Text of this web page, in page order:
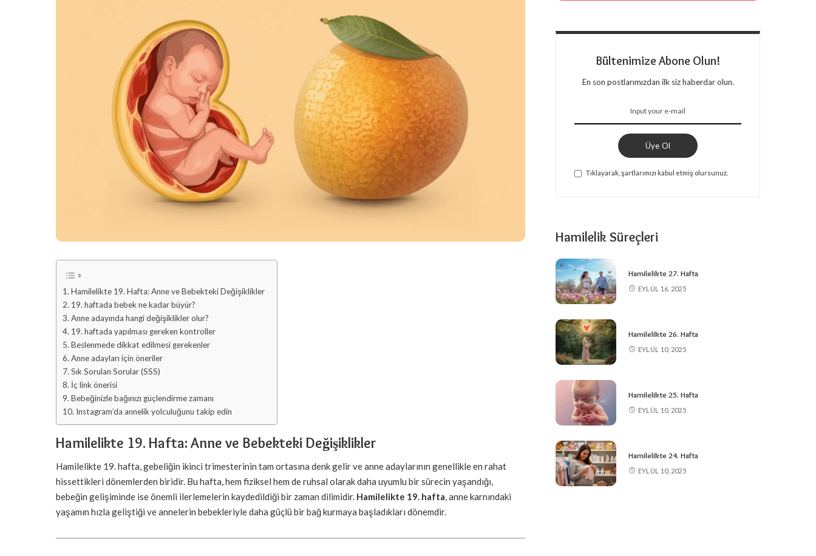
Hamilelikte 19. Hafta: Anne ve Bebekteki Değişiklikler
19. haftada bebek ne kadar büyür?
Anne adayında hangi değişiklikler olur?
19. haftada yapılması gereken kontroller
Beslenmede dikkat edilmesi gerekenler
Anne adayları için öneriler
Sık Sorulan Sorular (SSS)
İç link önerisi
Bebeğinizle bağınızı güçlendirme zamanı
Instagram’da annelik yolculuğunu takip edin
Hamilelikte 19. Hafta: Anne ve Bebekteki Değişiklikler
Hamilelikte 19. hafta, gebeliğin ikinci trimesterinin tam ortasına denk gelir ve anne adaylarının genellikle en rahat
hissettikleri dönemlerden biridir. Bu hafta, hem fiziksel hem de ruhsal olarak daha uyumlu bir sürecin yaşandığı,
bebeğin gelişiminde ise önemli ilerlemelerin kaydedildiği bir zaman dilimidir. Hamilelikte 19. hafta, anne karnındaki
yaşamın hızla geliştiği ve annelerin bebekleriyle daha güçlü bir bağ kurmaya başladıkları dönemdir.
Bültenimize Abone Olun!
En son postlarımızdan ilk siz haberdar olun.
Üye Ol
Tıklayarak, şartlarımızı kabul etmiş olursunuz.
Hamilelik Süreçleri
Hamilelikte 27. Hafta
EYLÜL 16, 2025
Hamilelikte 26. Hafta
EYLÜL 10, 2025
Hamilelikte 25. Hafta
EYLÜL 10, 2025
Hamilelikte 24. Hafta
EYLÜL 10, 2025